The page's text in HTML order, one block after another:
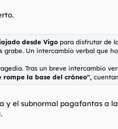
desde Vigo para disfrutar de
Un intercambio verbal que
Tras un breve intercambio
la base del cráneo",
y el subnormal pagafantas a